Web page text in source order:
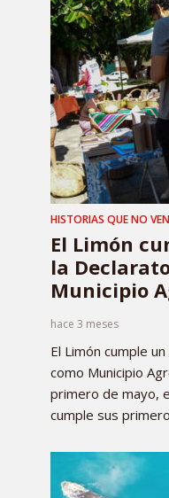
HISTORIAS QUE NO
El Limón
la
Municipio
hace 3 meses
El Limón cumple
como Municipio
primero de mayo,
cumple sus